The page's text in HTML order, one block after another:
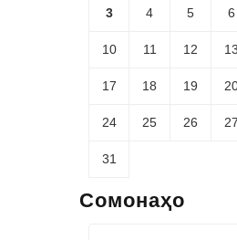
3 4 5 6
10 11 12 13
17 18 19
24 25 26 27
31
Сомонаҳо